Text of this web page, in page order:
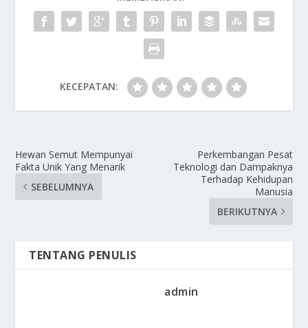
KECEPATAN:
Hewan Semut Mempunyai
Fakta Unik Yang Menarik
SEBELUMNYA
Perkembangan Pesat
Teknologi dan Dampaknya
Terhadap Kehidupan
Manusia
BERIKUTNYA
TENTANG PENULIS
admin